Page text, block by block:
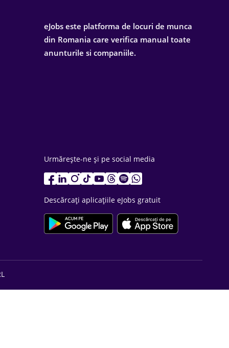
eJobs este platforma de locuri de munca
din Romania care verifica manual toate
anunturile si companiile.
Urmărește-ne și pe social media
Descărcați aplicațiile eJobs gratuit